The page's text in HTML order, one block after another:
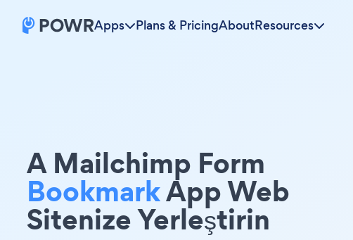
Apps Plans & PricingAboutResources
A Mailchimp Form
BookmarkApp Web
Sitenize Yerleştirin